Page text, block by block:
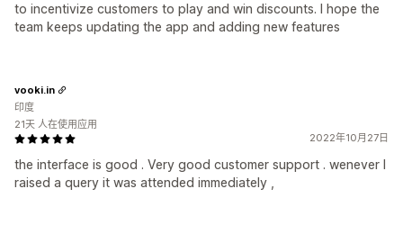
to incentivize customers to play and win discounts. I hope the
team keeps updating the app and adding new features
2022年10月27日
the interface is good . Very good customer support . wenever I
raised a query it was attended immediately ,
vooki.in
印度
21天 人在使用应用